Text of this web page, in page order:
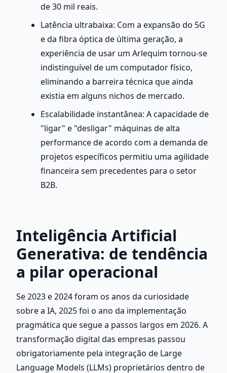
de 30 mil reais.
Latência ultrabaixa: Com a expansão do 5G
e da fibra óptica de última geração, a
experiência de usar um Arlequim tornou-se
indistinguível de um computador físico,
eliminando a barreira técnica que ainda
existia em alguns nichos de mercado.
Escalabilidade instantânea: A capacidade de
"ligar" e "desligar" máquinas de alta
performance de acordo com a demanda de
projetos específicos permitiu uma agilidade
financeira sem precedentes para o setor
B2B.
Inteligência Artificial
Generativa: de tendência
a pilar operacional
Se 2023 e 2024 foram os anos da curiosidade
sobre a IA, 2025 foi o ano da implementação
pragmática que segue a passos largos em 2026. A
transformação digital das empresas passou
obrigatoriamente pela integração de Large
Language Models (LLMs) proprietários dentro de